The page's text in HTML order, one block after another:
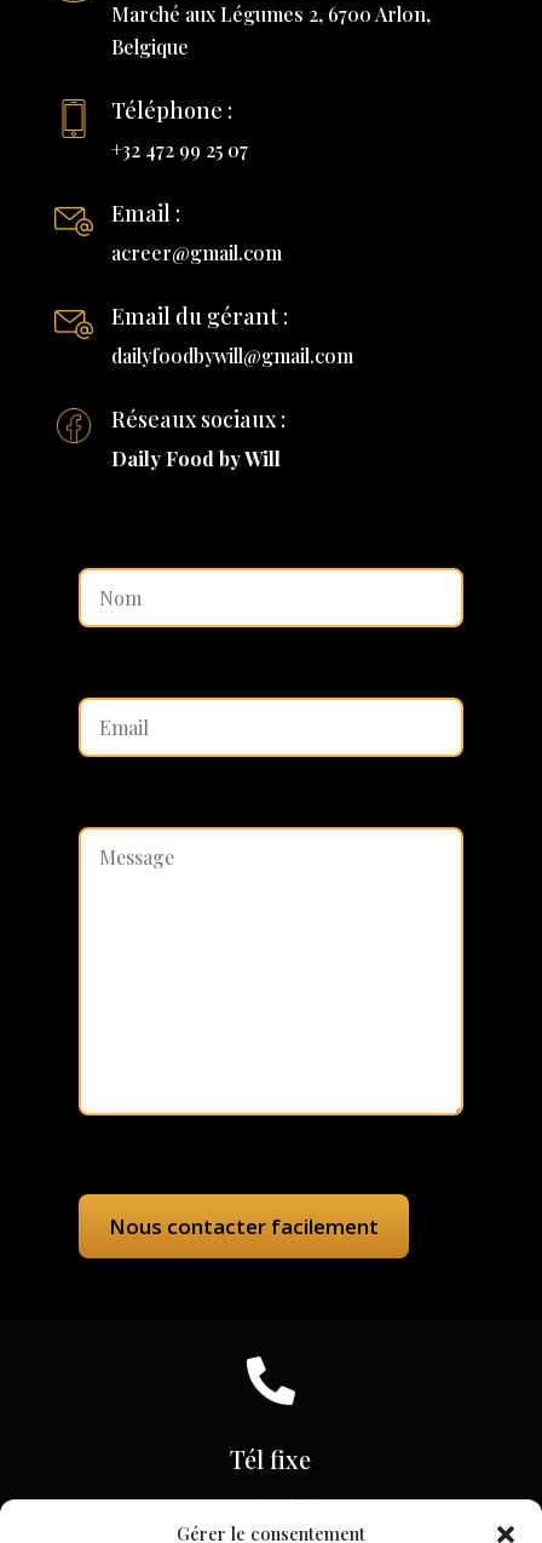
Gérer le consentement
Marché aux Légumes 2, 6700 Arlon,
Belgique
Téléphone :
+32 472 99 25 07
Email :
acreer@gmail.com
Email du gérant :
dailyfoodbywill@gmail.com
Réseaux sociaux :
Daily Food by Will

Tél fixe
+32 63 36 56 93